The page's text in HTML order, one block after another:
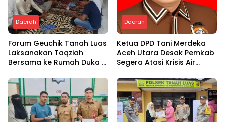
Daerah
Forum Geuchik Tanah Luas
Laksanakan Taqziah
Bersama ke Rumah Duka di
Daerah
Ketua DPD Tani Merdeka
Aceh Utara Desak Pemkab
Segera Atasi Krisis Air